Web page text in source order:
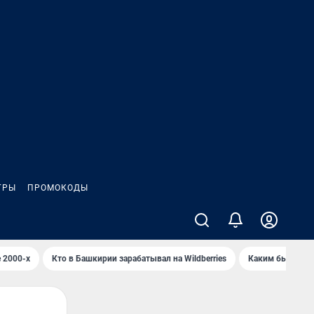
ПРОМОКОДЫ
2000-х Кто в Башкирии зарабатывал на Wildberries Каким было